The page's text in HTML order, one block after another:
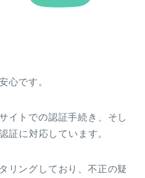
心です。
イトでの認証手続き、そし
証に対応しています。
リングしており、不正の疑